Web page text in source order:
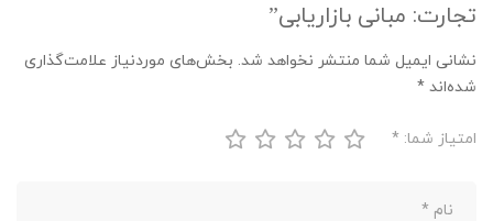
تجارت: مبانی بازاریابی”
نشانی ایمیل شما منتشر نخواهد شد. بخش‌های موردنیاز علامت‌گذاری
شده‌اند *
امتیاز شما: *